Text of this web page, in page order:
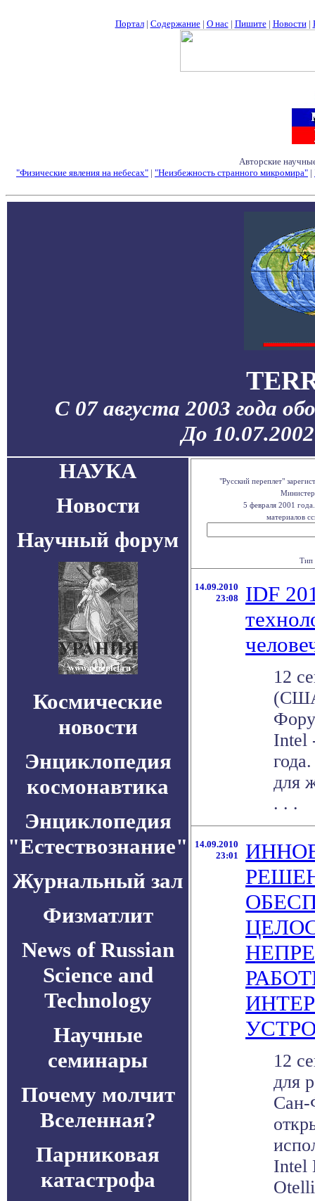
Портал| Содержание| О нас| Пишите| Новости|
Авторские
"Физические явления на небесах" | "Неизбежность странного микромира" |
С 07 августа 2003 года
До
НАУКА
Новости
Научный форум
Космические
новости
Энциклопедия
космонавтика
Энциклопедия
"Естествознание"
Журнальный зал
Физматлит
News of Russian
Science and
Technology
Научные
семинары
Почему молчит
Вселенная?
Парниковая
катастрофа
"Русский переплет"
5 февраля 2001
материалов
Тип
14.09.2010
23:08
IDF
12
Intel
для
. . .
14.09.2010
23:01
12
для
Intel